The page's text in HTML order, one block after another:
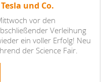
und Co.
vor den
Verleihung
ein voller Erfolg! Neu
der Science Fair.